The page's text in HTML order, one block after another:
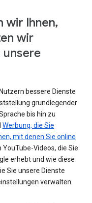
wir Ihnen,
wir
unsere
bessere Dienste
grundlegender
bis hin zu
Werbung, die Sie
mit denen Sie online
YouTube-Videos, die Sie
erhebt und wie diese
Sie unsere Dienste
verwalten.